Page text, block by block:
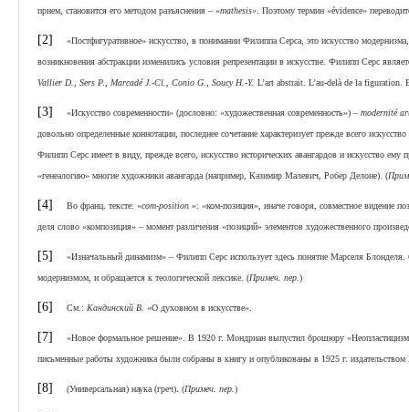
прием, становится его методом разъяснения – «mathesis» . Поэтому термин «évidence»
[2] «Постфигуративное» искусство, в понимании Филиппа Серса, это искусство
возникновения абстракции изменились условия репрезентации в искусстве. Филипп Серс
Vallier D., Sers Р., MarcadéJ.-Cl., Conio G., Soucy H.-Y. L’art abstrait. L’au-delà de la figuration.
[3] «Искусство современности» (дословно: «художественная современность») – modernité
довольно определенные коннотации, последнее сочетание характеризует прежде всего
Филипп Серс имеет в виду, прежде всего, искусство исторических авангардов и искусство
«генеалогию» многие художники авангарда (например, Казимир Малевич, Робер Делоне). (
[4] Во франц. тексте: «com-position »: «ком-позиция», иначе говоря, совместное видение
деля слово «композиция» – момент различения «позиций» элементов художественного
[5] «Изначальный динамизм» – Филипп Серс использует здесь понятие Марселя Блонделя.
модернизмом, и обращается к теологической лексике. (Примеч. пер. )
[6] См.: Кандинский В. «О духовном в искусстве».
[7] «Новое формальное решение». В 1920 г. Мондриан выпустил брошюру
письменные работы художника были собраны в книгу и опубликованы в 1925 г. издательством
[8] (Универсальная) наука (греч). (Примеч. пер. )